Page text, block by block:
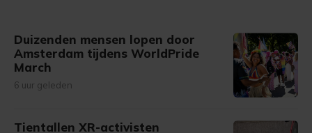
Duizenden mensen lopen door
Amsterdam tijdens WorldPride
March
6 uur geleden
Tientallen XR-activisten